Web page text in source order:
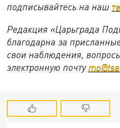
подписывайтесь на наш
Редакция «Царьграда
благодарна за
свои наблюдения,
электронную почту